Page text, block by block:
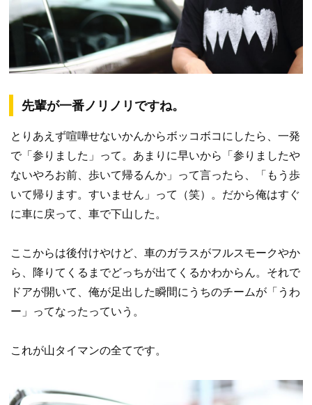
先輩が一番ノリノリですね。
とりあえず喧嘩せないかんからボッコボコにしたら、一発
で「参りました」って。あまりに早いから「参りましたや
ないやろお前、歩いて帰るんか」って言ったら、「もう歩
いて帰ります。すいません」って（笑）。だから俺はすぐ
に車に戻って、車で下山した。
ここからは後付けやけど、車のガラスがフルスモークやか
ら、降りてくるまでどっちが出てくるかわからん。それで
ドアが開いて、俺が足出した瞬間にうちのチームが「うわ
ー」ってなったっていう。
これが山タイマンの全てです。